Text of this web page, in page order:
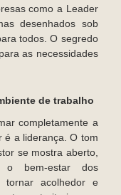
como a Leader
desenhados sob
todos. O segredo
as necessidades
de trabalho
completamente a
é a liderança. O tom
se mostra aberto,
o bem-estar dos
acolhedor e